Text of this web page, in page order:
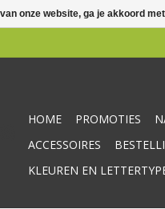
HOME PROMOTIES
ACCESSOIRES
KLEUREN EN
onze website, ga je akkoord